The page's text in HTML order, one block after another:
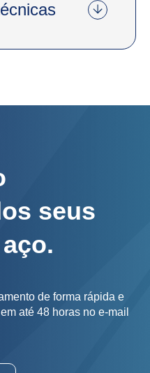
seus
de forma rápida e
até 48 horas no e-mail